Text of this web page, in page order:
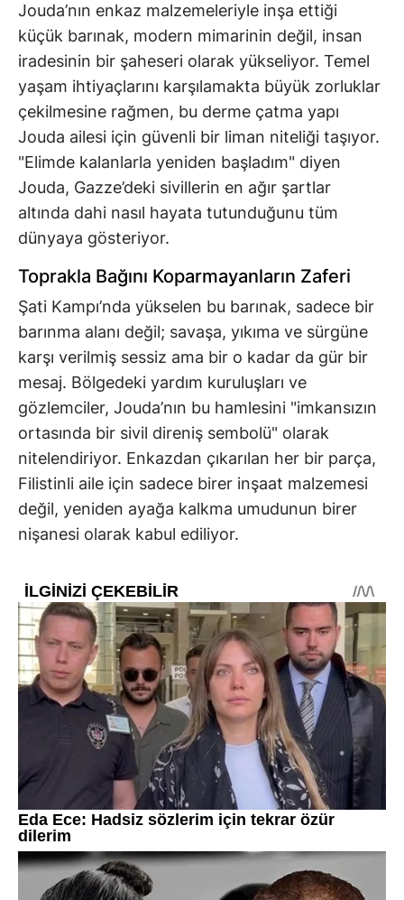
Jouda’nın enkaz malzemeleriyle inşa ettiği
küçük barınak, modern mimarinin değil, insan
iradesinin bir şaheseri olarak yükseliyor. Temel
yaşam ihtiyaçlarını karşılamakta büyük zorluklar
çekilmesine rağmen, bu derme çatma yapı
Jouda ailesi için güvenli bir liman niteliği taşıyor.
"Elimde kalanlarla yeniden başladım" diyen
Jouda, Gazze’deki sivillerin en ağır şartlar
altında dahi nasıl hayata tutunduğunu tüm
dünyaya gösteriyor.
Toprakla Bağını Koparmayanların Zaferi
Şati Kampı’nda yükselen bu barınak, sadece bir
barınma alanı değil; savaşa, yıkıma ve sürgüne
karşı verilmiş sessiz ama bir o kadar da gür bir
mesaj. Bölgedeki yardım kuruluşları ve
gözlemciler, Jouda’nın bu hamlesini "imkansızın
ortasında bir sivil direniş sembolü" olarak
nitelendiriyor. Enkazdan çıkarılan her bir parça,
Filistinli aile için sadece birer inşaat malzemesi
değil, yeniden ayağa kalkma umudunun birer
nişanesi olarak kabul ediliyor.